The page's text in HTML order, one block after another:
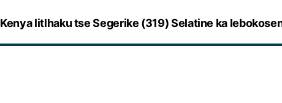
Kenya litlhaku tse Segerike (319) Selatine ka